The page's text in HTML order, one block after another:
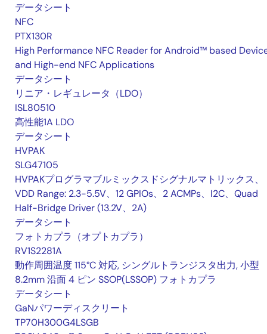
データシート
NFC
PTX130R
High Performance NFC Reader for Android™ based
and High-end NFC Applications
データシート
リニア・レギュレータ（LDO）
ISL80510
高性能1A LDO
データシート
HVPAK
SLG47105
HVPAKプログラマブルミックスドシグナルマトリックス、
VDD Range: 2.3-5.5V、12 GPIOs、2 ACMPs、I2C、Quad
Half-Bridge Driver (13.2V、2A)
データシート
フォトカプラ（オプトカプラ）
RV1S2281A
動作周囲温度 115°C 対応, シングルトランジスタ出力, 小型
8.2mm 沿面 4 ピン SSOP(LSSOP) フォトカプラ
データシート
GaNパワーディスクリート
TP70H300G4LSGB